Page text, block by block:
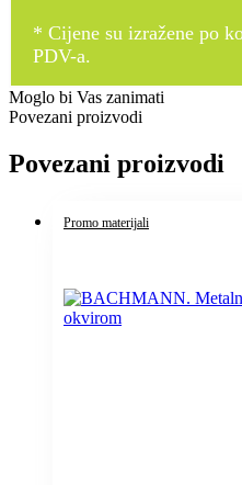
* Cijene su izražene po
PDV-a.
Moglo bi Vas zanimati
Povezani proizvodi
Povezani proizvodi
Promo materijali